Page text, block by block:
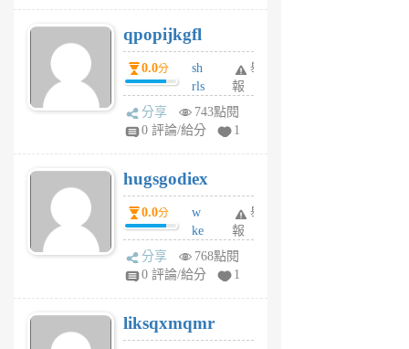
6
個
月
前
qpopijkgfl
0.0分
sh
rls
k
m
6
個
月
前
舉
報
分享
743點閱
0 評論/給分
1
hugsgodiex
0.0分
w
ke
rv
pj
6
個
舉
報
分享
768點閱
0 評論/給分
1
liksqxmqmr